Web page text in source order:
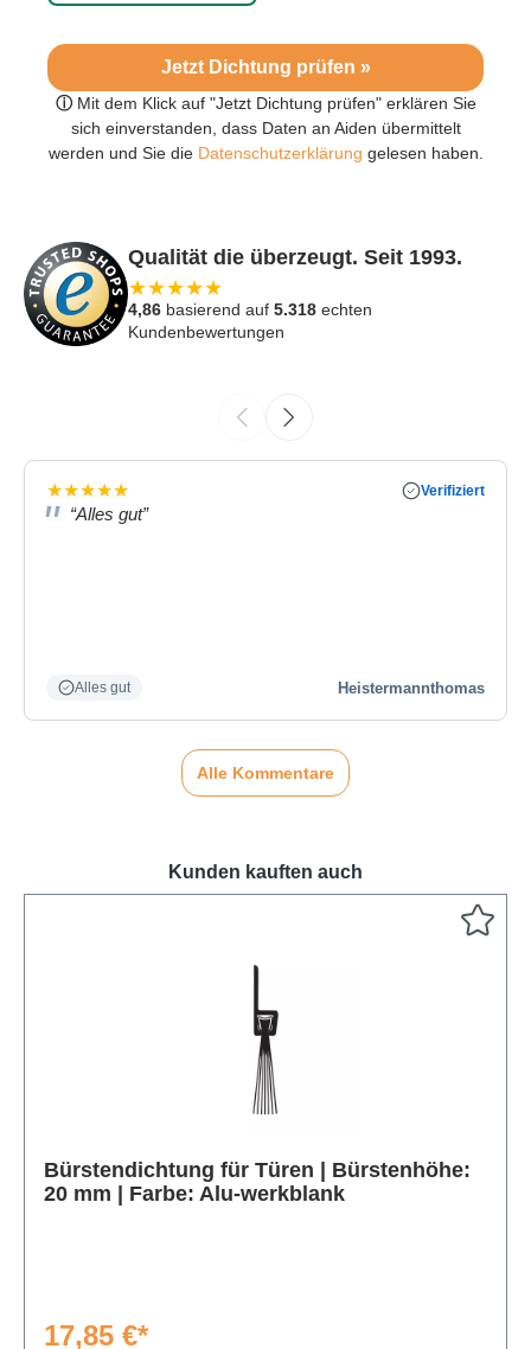
Jetzt Dichtung prüfen »
ⓘ Mit dem Klick auf "Jetzt Dichtung prüfen" erklären Sie
sich einverstanden, dass Daten an Aiden übermittelt
werden und Sie dieDatenschutzerklärung gelesen haben.
Qualität die überzeugt. Seit 1993.
★★★★★
4,86 basierend auf 5.318 echten
Kundenbewertungen
★★★★★ Verifiziert
“Alles gut”
Alles gut Heistermannthomas
Alle Kommentare
Kunden kauften auch
Bürstendichtung für Türen | Bürstenhöhe:
20 mm | Farbe: Alu-werkblank
17,85 €*